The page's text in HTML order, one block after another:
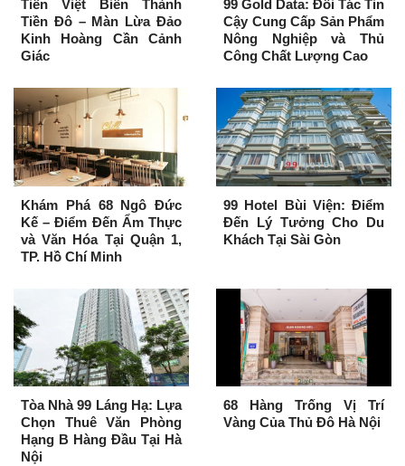
Tiền Việt Biến Thành
Tiền Đô – Màn Lừa Đảo
Kinh Hoàng Cần Cảnh
Giác
99 Gold Data: Đối Tác Tin
Cậy Cung Cấp Sản Phẩm
Nông Nghiệp và Thủ
Công Chất Lượng Cao
Khám Phá 68 Ngô Đức
Kế – Điểm Đến Ẩm Thực
và Văn Hóa Tại Quận 1,
TP. Hồ Chí Minh
99 Hotel Bùi Viện: Điểm
Đến Lý Tưởng Cho Du
Khách Tại Sài Gòn
Tòa Nhà 99 Láng Hạ: Lựa
Chọn Thuê Văn Phòng
Hạng B Hàng Đầu Tại Hà
Nội
68 Hàng Trống Vị Trí
Vàng Của Thủ Đô Hà Nội